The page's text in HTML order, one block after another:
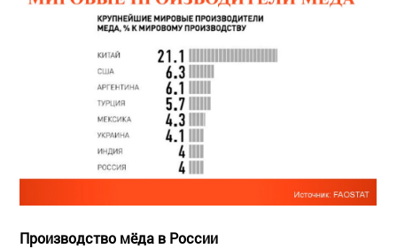
Производство мёда в России